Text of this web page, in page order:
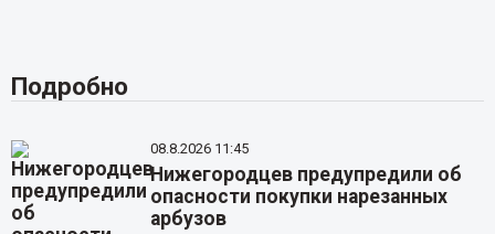
Подробно
08.8.2026 11:45
Нижегородцев предупредили об
опасности покупки нарезанных
арбузов